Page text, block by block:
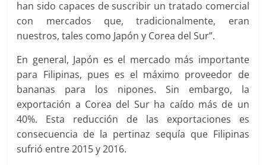
han sido capaces de suscribir un tratado comercial
con mercados que, tradicionalmente, eran
nuestros, tales como Japón y Corea del Sur”.
En general, Japón es el mercado más importante
para Filipinas, pues es el máximo proveedor de
bananas para los nipones. Sin embargo, la
exportación a Corea del Sur ha caído más de un
40%. Esta reducción de las exportaciones es
consecuencia de la pertinaz sequía que Filipinas
sufrió entre 2015 y 2016.